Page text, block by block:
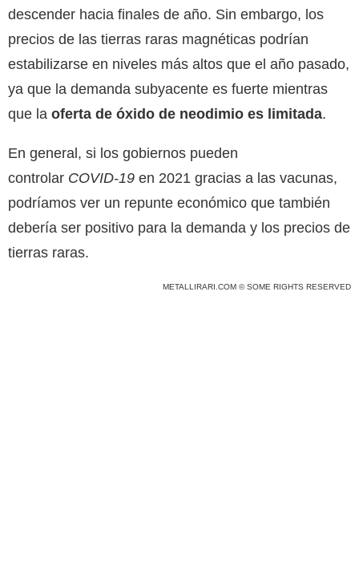
descender hacia finales de año. Sin embargo, los
precios de las tierras raras magnéticas podrían
estabilizarse en niveles más altos que el año pasado,
ya que la demanda subyacente es fuerte mientras
que la oferta de óxido de neodimio es limitada.
En general, si los gobiernos pueden
controlar COVID-19 en 2021 gracias a las vacunas,
podríamos ver un repunte económico que también
debería ser positivo para la demanda y los precios de
tierras raras.
METALLIRARI.COM © SOME RIGHTS RESERVED